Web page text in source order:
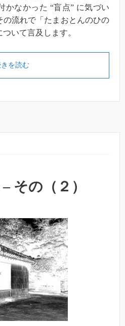
かなかった “盲点” に気づい
の流れで「たまおとんのひの
いて言及します。
を読む
その（２）